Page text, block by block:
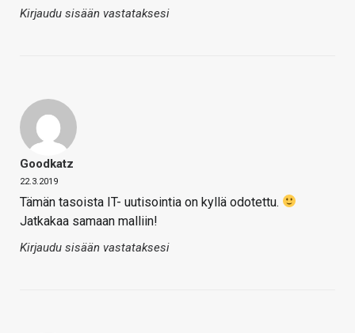
Kirjaudu sisään vastataksesi
Goodkatz
22.3.2019
Tämän tasoista IT- uutisointia on kyllä odotettu.
Jatkakaa samaan malliin!
Kirjaudu sisään vastataksesi